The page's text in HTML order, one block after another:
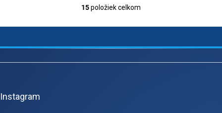
O
d
15položiek celkom
Z
p
Instagram